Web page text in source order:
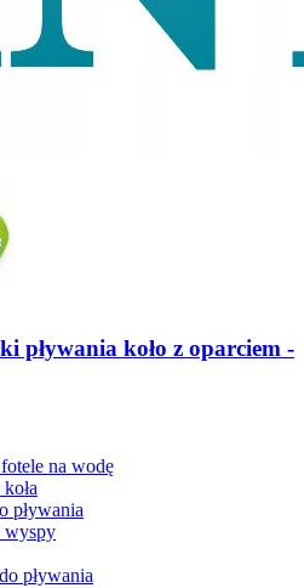
pływania koło z oparciem -
na wodę
pływania
wyspy
pływania